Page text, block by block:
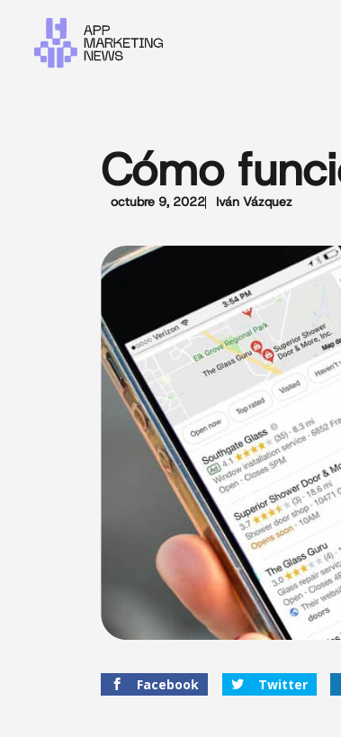
Cómo
octubre 9, 2022 Iván Vázquez
Facebook Twitter